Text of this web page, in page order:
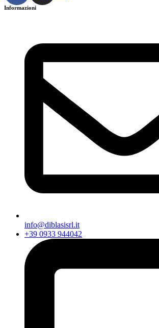
Informazioni
info@diblasisrl.it
+39 0933 944042